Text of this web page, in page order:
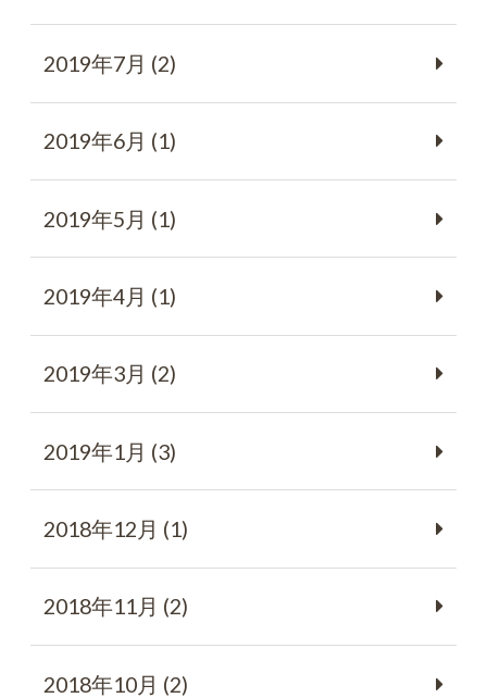
2019年7月 (2)
2019年6月 (1)
2019年5月 (1)
2019年4月 (1)
2019年3月 (2)
2019年1月 (3)
2018年12月 (1)
2018年11月 (2)
2018年10月 (2)